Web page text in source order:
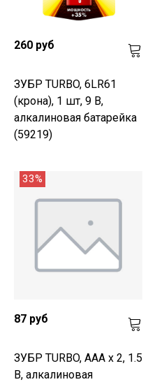
260 руб
ЗУБР TURBO, 6LR61
(крона), 1 шт, 9 В,
алкалиновая батарейка
(59219)
33%
87 руб
ЗУБР TURBO, ААА х 2, 1.5
В, алкалиновая